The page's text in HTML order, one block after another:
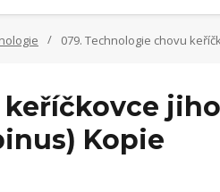
079. Technologie chovu
Kopie